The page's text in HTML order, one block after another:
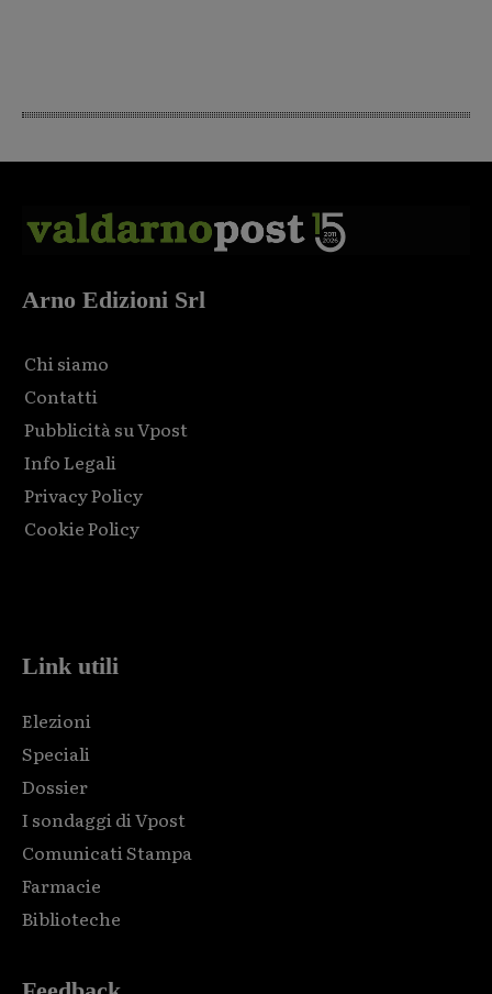
Arno Edizioni Srl
Chi siamo
Contatti
Pubblicità su Vpost
Info Legali
Privacy Policy
Cookie Policy
Link utili
Elezioni
Speciali
Dossier
I sondaggi di Vpost
Comunicati Stampa
Farmacie
Biblioteche